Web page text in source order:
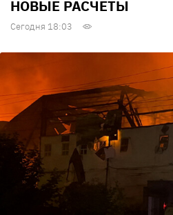
НОВЫЕ РАСЧЕТЫ
Сегодня 18:03